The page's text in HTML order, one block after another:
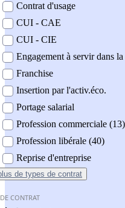
Contrat d'usage
CUI - CAE
CUI - CIE
Engagement à servir dans la
Franchise
Insertion par l'activ.éco.
Portage salarial
Profession commerciale (13)
Profession libérale (40)
Reprise d'entreprise
de types de contrat
CONTRAT